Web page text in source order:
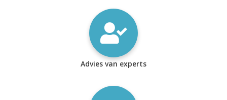
Advies van experts